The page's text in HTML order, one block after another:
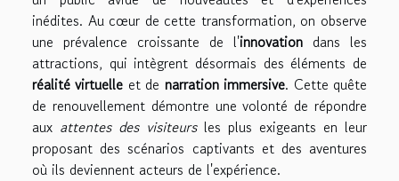
inédites. Au cœur de cette transformation, on observe
une prévalence croissante de l'innovation dans les
attractions, qui intègrent désormais des éléments de
réalité virtuelle et de narration immersive. Cette quête
de renouvellement démontre une volonté de répondre
aux attentes des visiteursles plus exigeants en leur
proposant des scénarios captivants et des aventures
où ils deviennent acteurs de l'expérience.